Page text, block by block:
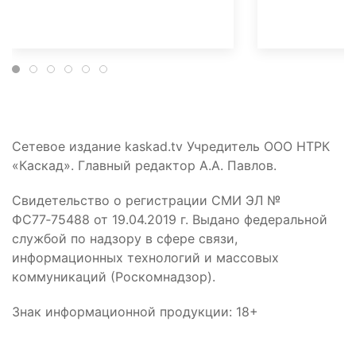
Сетевое издание kaskad.tv Учредитель ООО НТРК
«Каскад». Главный редактор А.А. Павлов.
Свидетельство о регистрации СМИ ЭЛ №
ФС77‑75488 от 19.04.2019 г. Выдано федеральной
службой по надзору в сфере связи,
информационных технологий и массовых
коммуникаций (Роскомнадзор).
Знак информационной продукции: 18+